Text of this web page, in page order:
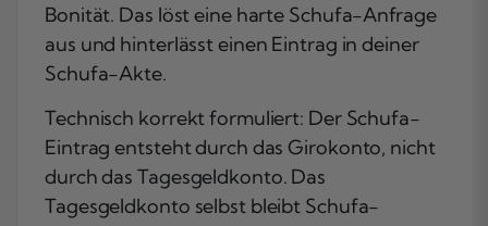
Bonität. Das löst eine harte Schufa-Anfrage
aus und hinterlässt einen Eintrag in deiner
Schufa-Akte.
Technisch korrekt formuliert: Der Schufa-
Eintrag entsteht durch das Girokonto, nicht
durch das Tagesgeldkonto. Das
Tagesgeldkonto selbst bleibt Schufa-